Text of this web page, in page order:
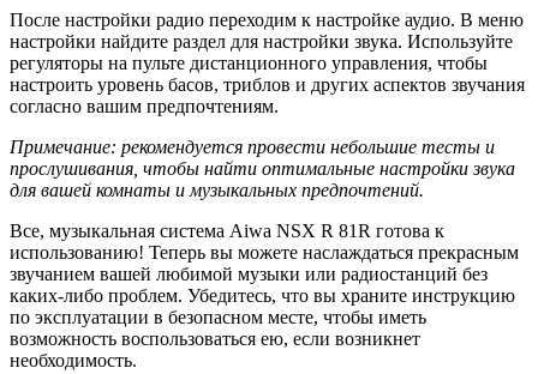
После настройки радио переходим к настройке аудио. В меню
настройки найдите раздел для настройки звука. Используйте
регуляторы на пульте дистанционного управления, чтобы
настроить уровень басов, триблов и других аспектов звучания
согласно вашим предпочтениям.
Примечание: рекомендуется провести небольшие тесты и
прослушивания, чтобы найти оптимальные настройки звука
для вашей комнаты и музыкальных предпочтений.
Все, музыкальная система Aiwa NSX R 81R готова к
использованию! Теперь вы можете наслаждаться прекрасным
звучанием вашей любимой музыки или радиостанций без
каких-либо проблем. Убедитесь, что вы храните инструкцию
по эксплуатации в безопасном месте, чтобы иметь
возможность воспользоваться ею, если возникнет
необходимость.